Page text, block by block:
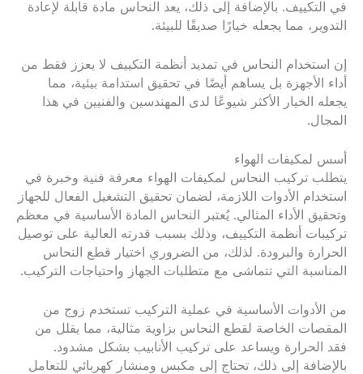
في التكييف. بالإضافة إلى ذلك، يعد النحاس مادة قابلة لإعادة
التدوير، مما يجعله خيارًا صديقًا للبيئة.
إن استخدام النحاس في تمديد أنظمة التكييف لا يعزز فقط من
أداء الأجهزة بل يساهم أيضًا في تحقيق استدامة بيئية، مما
يجعله الخيار الأكثر شيوعًا لدى المهندسين والفنيين في هذا
المجال.
أسس لمكيفات الهواء
يتطلب تركيب النحاس لمكيفات الهواء معرفة فنية وخبرة في
استخدام الأدوات اللازمة، لضمان تحقيق التشغيل الفعال للجهاز
وتحقيق الأداء المثالي. يُعتبر النحاس المادة الأساسية في معظم
تركيبات أنظمة التكييف، وذلك بسبب قدرته العالية على توصيل
الحرارة والبرودة. لذلك، من الضروري اختيار قطع النحاس
المناسبة التي تتماشى مع متطلبات الجهاز واحتياجات التركيب.
من الأدوات الأساسية في عملية التركيب تستخدم زوج من
المقصات الخاصة لقطع النحاس بزاوية مثالية، مما يقلل من
فقد الحرارة ويساعد على تركيب الأنابيب بشكل مشدود.
بالإضافة إلى ذلك، تحتاج إلى مكبس ومنشار كهربائي للتعامل